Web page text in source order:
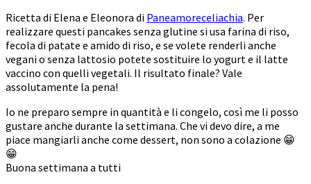
Ricetta di Elena e Eleonora di Paneamoreceliachia. Per
realizzare questi pancakes senza glutine si usa farina di riso,
fecola di patate e amido di riso, e se volete renderli anche
vegani o senza lattosio potete sostituire lo yogurt e il latte
vaccino con quelli vegetali. Il risultato finale? Vale
assolutamente la pena!
Io ne preparo sempre in quantità e li congelo, così me li posso
gustare anche durante la settimana. Che vi devo dire, a me
piace mangiarli anche come dessert, non sono a colazione 😁
😁
Buona settimana a tutti